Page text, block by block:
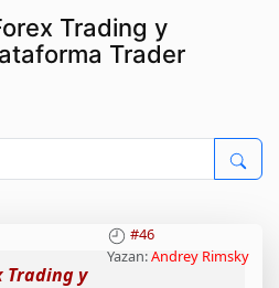
Trading y
Trader
#46
Yazan:Andrey Rimsky
Trading y